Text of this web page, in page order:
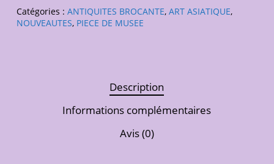
Catégories : ANTIQUITES BROCANTE, ART ASIATIQUE,
NOUVEAUTES, PIECE DE MUSEE
Description
Informations complémentaires
Avis (0)